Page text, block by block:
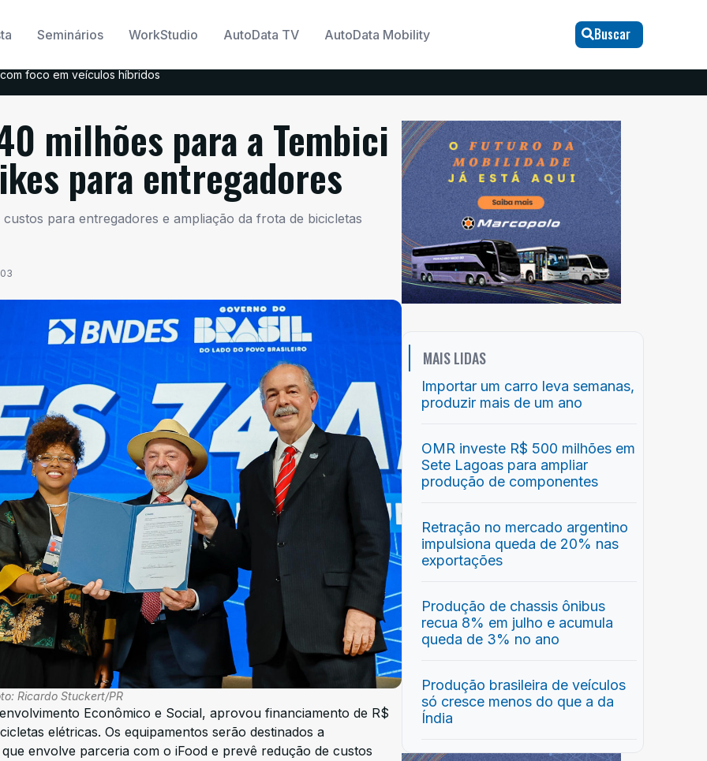
Seminários WorkStudio AutoData TV AutoData Mobility Buscar
foco em veículos híbridos
milhões para a Tembici
para entregadores
para entregadores e ampliação da frota de bicicletas
Ricardo Stuckert/PR
Econômico e Social, aprovou financiamento de R$
elétricas. Os equipamentos serão destinados a
envolve parceria com o iFood e prevê redução de custos
MAIS LIDAS
Importar um carro leva semanas,
produzir mais de um ano
OMR investe R$ 500 milhões em
Sete Lagoas para ampliar
produção de componentes
Retração no mercado argentino
impulsiona queda de 20% nas
exportações
Produção de chassis ônibus
recua 8% em julho e acumula
queda de 3% no ano
Produção brasileira de veículos
só cresce menos do que a da
Índia